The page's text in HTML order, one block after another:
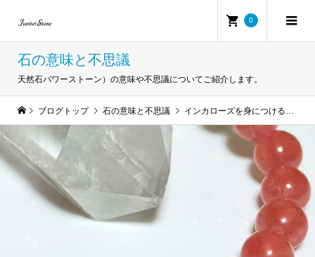
0
石の意味と不思議
天然石パワーストーン）の意味や不思議についてご紹介します。
ブログトップ 石の意味と不思議 インカローズを身につけると？石言葉とスピリチュアル効果がすごい